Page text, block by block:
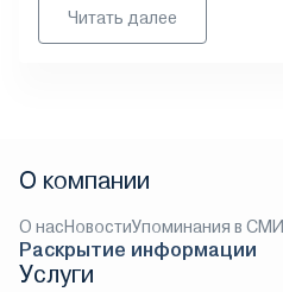
Читать далее
О компании
О насНовостиУпоминания в СМИ
Раскрытие информации
Услуги